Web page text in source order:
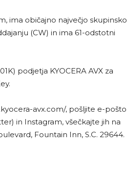
ima običajno največjo skupinsko
(CW) in ima 61-odstotni
podjetja KYOCERA AVX za
avx.com/, pošljite e-pošto
in Instagram, všečkajte jih na
Fountain Inn, S.C. 29644.